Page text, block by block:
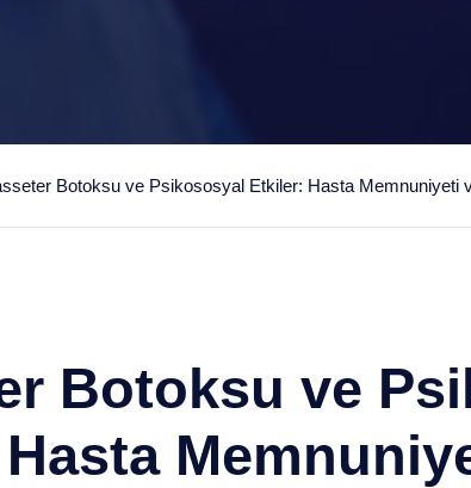
Botoksu ve Psikososyal Etkiler: Hasta Memnuniyeti
Botoksu ve